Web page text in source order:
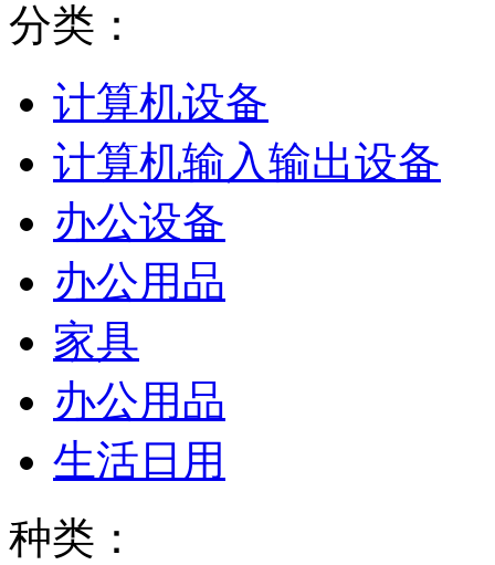
分类：
计算机设备
计算机输入输出设备
办公设备
办公用品
家具
办公用品
生活日用
种类：